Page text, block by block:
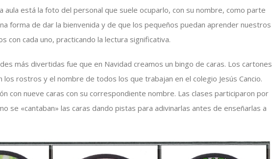
aula está la foto del personal que suele ocuparlo, con su nombre, como parte
forma de dar la bienvenida y de que los pequeños puedan aprender nuestros
con cada uno, practicando la lectura significativa.
más divertidas fue que en Navidad creamos un bingo de caras. Los cartones
los rostros y el nombre de todos los que trabajan en el colegio Jesús Cancio.
con nueve caras con su correspondiente nombre. Las clases participaron por
se «cantaban» las caras dando pistas para adivinarlas antes de enseñarlas a